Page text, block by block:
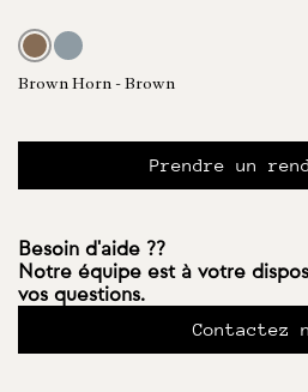
Brown Horn - Brown
Prendre un
Besoin d'aide ??
Notre équipe est à votre
vos questions.
Contactez